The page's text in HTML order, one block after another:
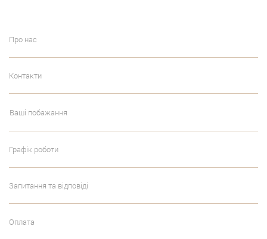
Про нас
Контакти
Ваші побажання
Графік роботи
Запитання та відповіді
Оплата